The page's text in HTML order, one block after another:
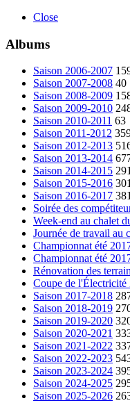
Close
Albums
Saison 2006-2007
Saison 2007-2008 40
Saison 2008-2009
Saison 2009-2010
Saison 2010-2011 63
Saison 2011-2012
Saison 2012-2013
Saison 2013-2014
Saison 2014-2015
Saison 2015-2016
Saison 2016-2017
Soirée des
Week-end au chalet
Journée de travail au
Championnat été
Championnat été
Rénovation des
Coupe de l'Électricité
Saison 2017-2018
Saison 2018-2019
Saison 2019-2020
Saison 2020-2021
Saison 2021-2022
Saison 2022-2023
Saison 2023-2024
Saison 2024-2025
Saison 2025-2026